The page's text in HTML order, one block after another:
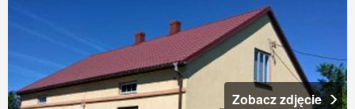
Zobacz zdjęcie